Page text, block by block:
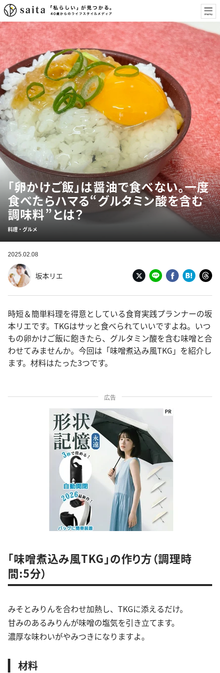
「卵かけご飯」は醤油で食べない。一度
食べたらハマる“グルタミン酸を含む
調味料”とは？
料理・グルメ
2025.02.08
坂本リエ
時短＆簡単料理を得意としている食育実践プランナーの坂
本リエです。TKGはサッと食べられていいですよね。いつ
もの卵かけご飯に飽きたら、グルタミン酸を含む味噌と合
わせてみませんか。今回は「味噌煮込み風TKG」を紹介し
ます。材料はたった3つです。
広告
「味噌煮込み風TKG」の作り方（調理時
間:5分）
みそとみりんを合わせ加熱し、TKGに添えるだけ。
甘みのあるみりんが味噌の塩気を引き立てます。
濃厚な味わいがやみつきになりますよ。
材料